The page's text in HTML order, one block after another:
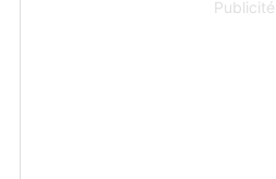
Publicité